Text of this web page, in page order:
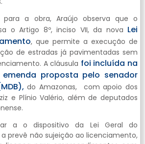
para a obra, Araújo observa que o
o Artigo 8º, inciso VII, da nova Lei
, que permite a execução de
de estradas já pavimentadas sem
A cláusula foi incluída na
proposta pelo senador
do Amazonas, com apoio dos
e Plínio Valério, além de deputados
a o dispositivo da Lei Geral do
prevê não sujeição ao licenciamento,